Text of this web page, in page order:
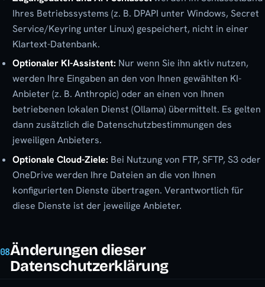
Ihres Betriebssystems (z. B. DPAPI unter Windows, Secret
Service/Keyring unter Linux) gespeichert, nicht in einer
Klartext-Datenbank.
Optionaler KI-Assistent: Nur wenn Sie ihn aktiv nutzen,
werden Ihre Eingaben an den von Ihnen gewählten KI-
Anbieter (z. B. Anthropic) oder an einen von Ihnen
betriebenen lokalen Dienst (Ollama) übermittelt. Es gelten
dann zusätzlich die Datenschutzbestimmungen des
jeweiligen Anbieters.
Optionale Cloud-Ziele: Bei Nutzung von FTP, SFTP, S3 oder
OneDrive werden Ihre Dateien an die von Ihnen
konfigurierten Dienste übertragen. Verantwortlich für
diese Dienste ist der jeweilige Anbieter.
08Änderungen dieser
Datenschutzerklärung